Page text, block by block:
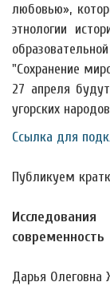
любовью»,
этнологии
"Сохранение
27 апреля
угорских
Ссылка для
Публикуем
современность
Дарья Олеговна